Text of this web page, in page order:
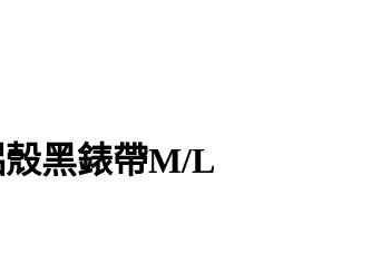
殼黑錶帶M/L